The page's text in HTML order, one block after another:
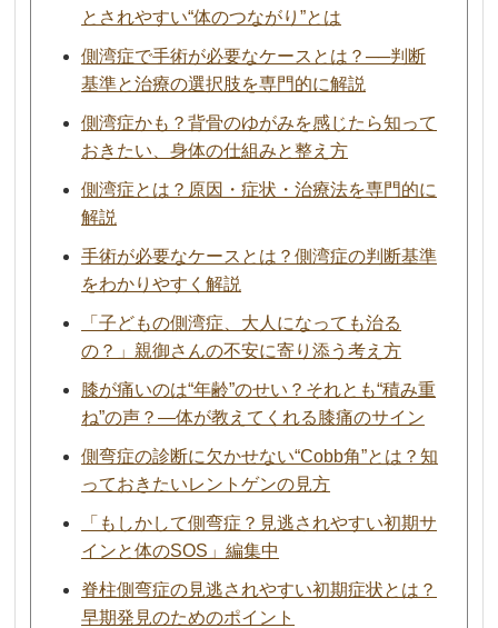
とされやすい“体のつながり”とは
側湾症で手術が必要なケースとは？──判断
基準と治療の選択肢を専門的に解説
側湾症かも？背骨のゆがみを感じたら知って
おきたい、身体の仕組みと整え方
側湾症とは？原因・症状・治療法を専門的に
解説
手術が必要なケースとは？側湾症の判断基準
をわかりやすく解説
「子どもの側湾症、大人になっても治る
の？」親御さんの不安に寄り添う考え方
膝が痛いのは“年齢”のせい？それとも“積み重
ね”の声？—体が教えてくれる膝痛のサイン
側弯症の診断に欠かせない“Cobb角”とは？知
っておきたいレントゲンの見方
「もしかして側弯症？見逃されやすい初期サ
インと体のSOS」編集中
脊柱側弯症の見逃されやすい初期症状とは？
早期発見のためのポイント